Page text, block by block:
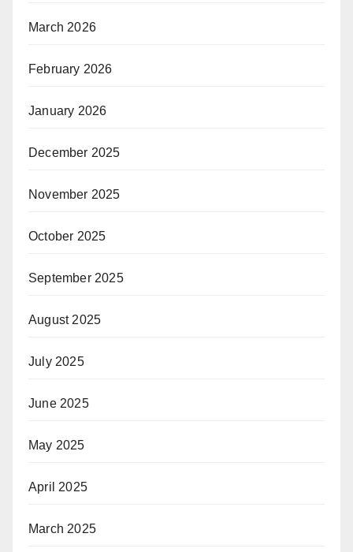
March 2026
February 2026
January 2026
December 2025
November 2025
October 2025
September 2025
August 2025
July 2025
June 2025
May 2025
April 2025
March 2025